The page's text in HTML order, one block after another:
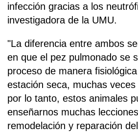
infección gracias a los
investigadora de la UMU.
"La diferencia entre ambos
en que el pez pulmonado se
proceso de manera
estación seca, muchas
por lo tanto, estos animales
enseñarnos muchas
remodelación y reparación